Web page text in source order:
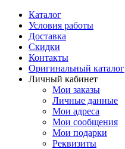
Каталог
Условия работы
Доставка
Скидки
Контакты
Оригинальный каталог
Личный кабинет
Мои заказы
Личные данные
Мои адреса
Мои сообщения
Мои подарки
Реквизиты